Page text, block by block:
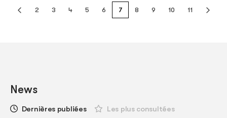
2 3 4 5 6 7 8 9 10 11
News
Dernières publiées Les plus consultées